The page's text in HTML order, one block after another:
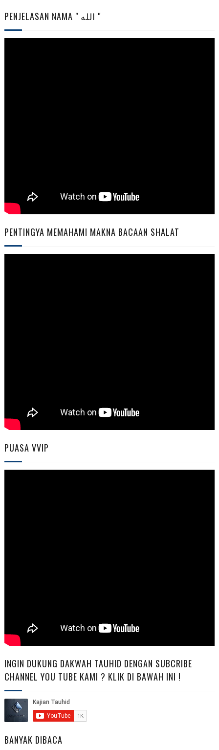
PENJELASAN NAMA " الله "
PENTINGYA MEMAHAMI MAKNA BACAAN SHALAT
PUASA VVIP
INGIN DUKUNG DAKWAH TAUHID DENGAN SUBCRIBE
CHANNEL YOU TUBE KAMI ? KLIK DI BAWAH INI !
BANYAK DIBACA